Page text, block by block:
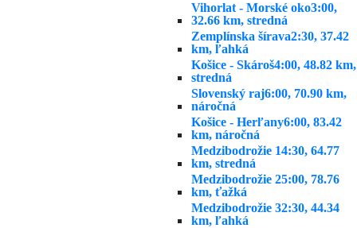
Vihorlat - Morské oko3:00,
32.66 km, stredná
Zemplínska šírava2:30, 37.42
km, ľahká
Košice - Skároš4:00, 48.82 km,
stredná
Slovenský raj6:00, 70.90 km,
náročná
Košice - Herľany6:00, 83.42
km, náročná
Medzibodrožie 14:30, 64.77
km, stredná
Medzibodrožie 25:00, 78.76
km, ťažká
Medzibodrožie 32:30, 44.34
km, ľahká